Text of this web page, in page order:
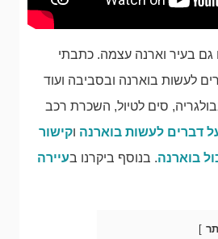
גם בעיר וארנה עצמה. כתבתי
לעשות בוארנה ובסביבה ועוד
סים לטיול, השכרת רכב
דברים לעשות בוארנה וקישור
בוארנה. בנוסף ביקרנו בעיירה